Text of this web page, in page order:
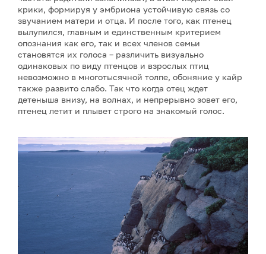
крики, формируя у эмбриона устойчивую связь со
звучанием матери и отца. И после того, как птенец
вылупился, главным и единственным критерием
опознания как его, так и всех членов семьи
становятся их голоса – различить визуально
одинаковых по виду птенцов и взрослых птиц
невозможно в многотысячной толпе, обоняние у кайр
также развито слабо. Так что когда отец ждет
детеныша внизу, на волнах, и непрерывно зовет его,
птенец летит и плывет строго на знакомый голос.